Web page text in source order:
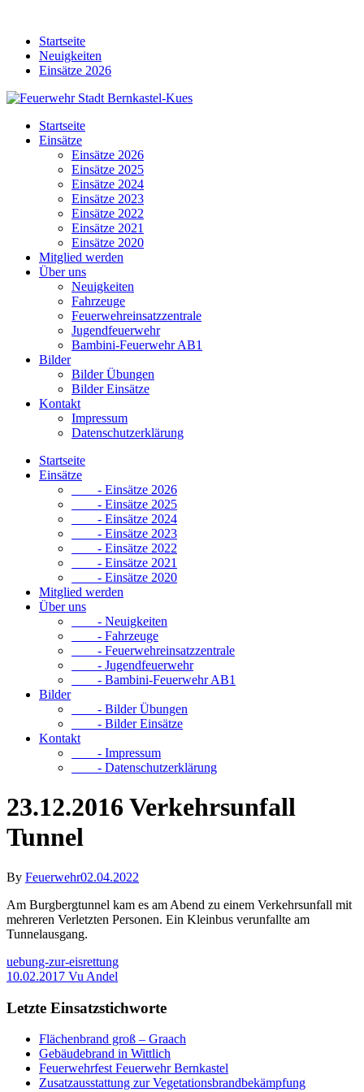
contentStartseite
Neuigkeiten
Einsätze 2026
Startseite
Einsätze
Einsätze 2026
Einsätze 2025
Einsätze 2024
Einsätze 2023
Einsätze 2022
Einsätze 2021
Einsätze 2020
Mitglied werden
Über uns
Neuigkeiten
Fahrzeuge
Feuerwehreinsatzzentrale
Jugendfeuerwehr
Bambini-Feuerwehr AB1
Bilder
Bilder Übungen
Bilder Einsätze
Kontakt
Impressum
Datenschutzerklärung
Startseite
Einsätze
- Einsätze 2026
- Einsätze 2025
- Einsätze 2024
- Einsätze 2023
- Einsätze 2022
- Einsätze 2021
- Einsätze 2020
Mitglied werden
Über uns
- Neuigkeiten
- Fahrzeuge
- Feuerwehreinsatzzentrale
- Jugendfeuerwehr
- Bambini-Feuerwehr AB1
Bilder
- Bilder Übungen
- Bilder Einsätze
Kontakt
- Impressum
- Datenschutzerklärung
23.12.2016 Verkehrsunfall
Tunnel
By Feuerwehr02.04.2022
Am Burgbergtunnel kam es am Abend zu einem Verkehrsunfall mit
mehreren Verletzten Personen. Ein Kleinbus verunfallte am
Tunnelausgang.
uebung-zur-eisrettung
10.02.2017 Vu Andel
Letzte Einsatzstichworte
Flächenbrand groß – Graach
Gebäudebrand in Wittlich
Feuerwehrfest Feuerwehr Bernkastel
Zusatzausstattung zur Vegetationsbrandbekämpfung